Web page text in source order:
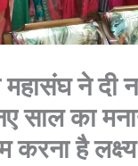
महासंघ ने दी
साल का
करना है लक्ष्य